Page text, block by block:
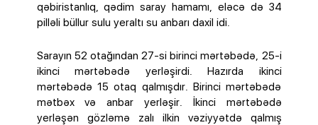
qəbiristanlıq, qədim saray hamamı, eləcə də 34
pilləli büllur sulu yeraltı su anbarı daxil idi.
Sarayın 52 otağından 27-si birinci mərtəbədə, 25-i
ikinci mərtəbədə yerləşirdi. Hazırda ikinci
mərtəbədə 15 otaq qalmışdır. Birinci mərtəbədə
mətbəx və anbar yerləşir. İkinci mərtəbədə
yerləşən gözləmə zalı ilkin vəziyyətdə qalmış